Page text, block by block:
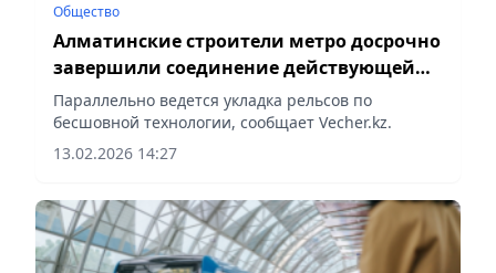
Общество
Алматинские строители метро досрочно
завершили соединение действующей
станции со строящейся
Параллельно ведется укладка рельсов по
бесшовной технологии, сообщает Vecher.kz.
13.02.2026 14:27